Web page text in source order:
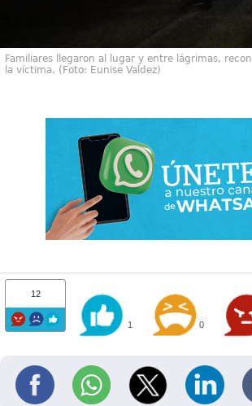
Familiares llegaron al lugar y entre lágrimas,
la víctima. (Foto: Eunise Valdez)
12
1 0